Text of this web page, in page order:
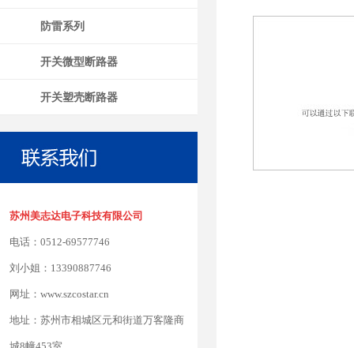
防雷系列
开关微型断路器
开关塑壳断路器
苏州美志达电子科技有限公司
电话：0512-69577746
刘小姐：13390887746
网址：www.szcostar.cn
地址：苏州市相城区元和街道万客隆商